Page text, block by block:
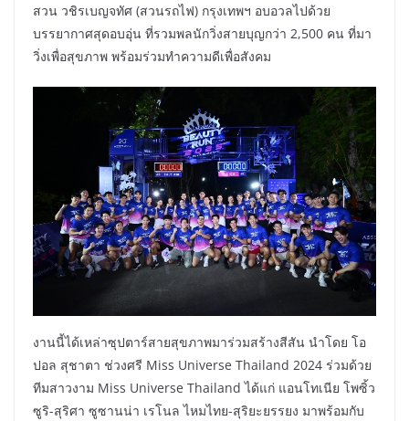
สวน วชิรเบญจทัศ (สวนรถไฟ) กรุงเทพฯ อบอวลไปด้วย
บรรยากาศสุดอบอุ่น ที่รวมพลนักวิ่งสายบุญกว่า 2,500 คน ที่มา
วิ่งเพื่อสุขภาพ พร้อมร่วมทำความดีเพื่อสังคม
งานนี้ได้เหล่าซุปตาร์สายสุขภาพมาร่วมสร้างสีสัน นำโดย โอ
ปอล สุชาตา ช่วงศรี Miss Universe Thailand 2024 ร่วมด้วย
ทีมสาวงาม Miss Universe Thailand ได้แก่ แอนโทเนีย โพซิ้ว
ซูริ-สุริศา ซูซานน่า เรโนล ไหมไทย-สุริยะยรรยง มาพร้อมกับ